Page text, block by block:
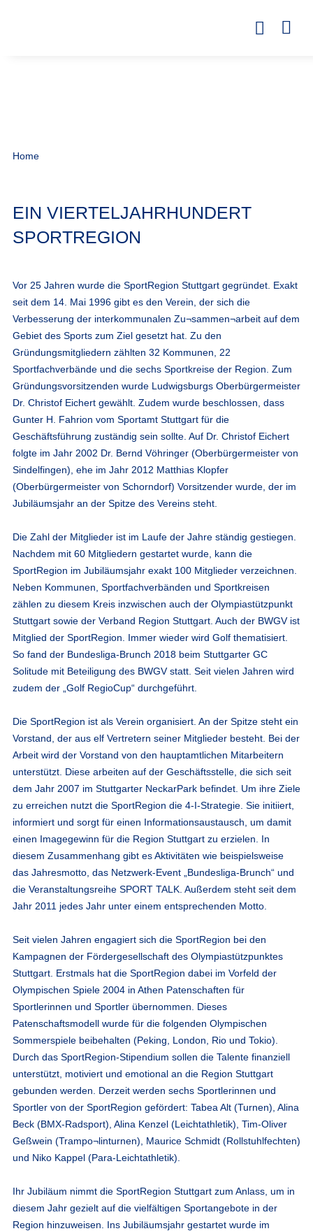
Home
EIN VIERTELJAHRHUNDERT
SPORTREGION
Vor 25 Jahren wurde die SportRegion Stuttgart gegründet. Exakt
seit dem 14. Mai 1996 gibt es den Verein, der sich die
Verbesserung der interkommunalen Zu¬sammen¬arbeit auf dem
Gebiet des Sports zum Ziel gesetzt hat. Zu den
Gründungsmitgliedern zählten 32 Kommunen, 22
Sportfachverbände und die sechs Sportkreise der Region. Zum
Gründungsvorsitzenden wurde Ludwigsburgs Oberbürgermeister
Dr. Christof Eichert gewählt. Zudem wurde beschlossen, dass
Gunter H. Fahrion vom Sportamt Stuttgart für die
Geschäftsführung zuständig sein sollte. Auf Dr. Christof Eichert
folgte im Jahr 2002 Dr. Bernd Vöhringer (Oberbürgermeister von
Sindelfingen), ehe im Jahr 2012 Matthias Klopfer
(Oberbürgermeister von Schorndorf) Vorsitzender wurde, der im
Jubiläumsjahr an der Spitze des Vereins steht.
Die Zahl der Mitglieder ist im Laufe der Jahre ständig gestiegen.
Nachdem mit 60 Mitgliedern gestartet wurde, kann die
SportRegion im Jubiläumsjahr exakt 100 Mitglieder verzeichnen.
Neben Kommunen, Sportfachverbänden und Sportkreisen
zählen zu diesem Kreis inzwischen auch der Olympiastützpunkt
Stuttgart sowie der Verband Region Stuttgart. Auch der BWGV ist
Mitglied der SportRegion. Immer wieder wird Golf thematisiert.
So fand der Bundesliga-Brunch 2018 beim Stuttgarter GC
Solitude mit Beteiligung des BWGV statt. Seit vielen Jahren wird
zudem der „Golf RegioCup“ durchgeführt.
Die SportRegion ist als Verein organisiert. An der Spitze steht ein
Vorstand, der aus elf Vertretern seiner Mitglieder besteht. Bei der
Arbeit wird der Vorstand von den hauptamtlichen Mitarbeitern
unterstützt. Diese arbeiten auf der Geschäftsstelle, die sich seit
dem Jahr 2007 im Stuttgarter NeckarPark befindet. Um ihre Ziele
zu erreichen nutzt die SportRegion die 4-I-Strategie. Sie initiiert,
informiert und sorgt für einen Informationsaustausch, um damit
einen Imagegewinn für die Region Stuttgart zu erzielen. In
diesem Zusammenhang gibt es Aktivitäten wie beispielsweise
das Jahresmotto, das Netzwerk-Event „Bundesliga-Brunch“ und
die Veranstaltungsreihe SPORT TALK. Außerdem steht seit dem
Jahr 2011 jedes Jahr unter einem entsprechenden Motto.
Seit vielen Jahren engagiert sich die SportRegion bei den
Kampagnen der Fördergesellschaft des Olympiastützpunktes
Stuttgart. Erstmals hat die SportRegion dabei im Vorfeld der
Olympischen Spiele 2004 in Athen Patenschaften für
Sportlerinnen und Sportler übernommen. Dieses
Patenschaftsmodell wurde für die folgenden Olympischen
Sommerspiele beibehalten (Peking, London, Rio und Tokio).
Durch das SportRegion-Stipendium sollen die Talente finanziell
unterstützt, motiviert und emotional an die Region Stuttgart
gebunden werden. Derzeit werden sechs Sportlerinnen und
Sportler von der SportRegion gefördert: Tabea Alt (Turnen), Alina
Beck (BMX-Radsport), Alina Kenzel (Leichtathletik), Tim-Oliver
Geßwein (Trampo¬linturnen), Maurice Schmidt (Rollstuhlfechten)
und Niko Kappel (Para-Leichtathletik).
Ihr Jubiläum nimmt die SportRegion Stuttgart zum Anlass, um in
diesem Jahr gezielt auf die vielfältigen Sportangebote in der
Region hinzuweisen. Ins Jubiläumsjahr gestartet wurde im